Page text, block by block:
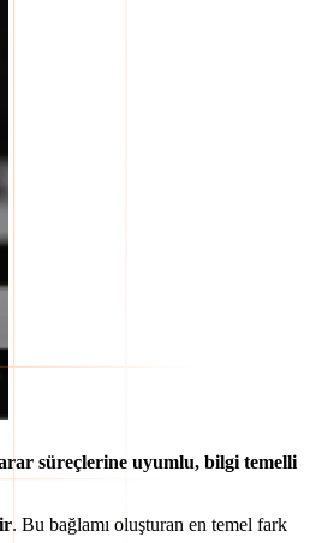
süreçlerine uyumlu, bilgi temelli
. Bu bağlamı oluşturan en temel fark